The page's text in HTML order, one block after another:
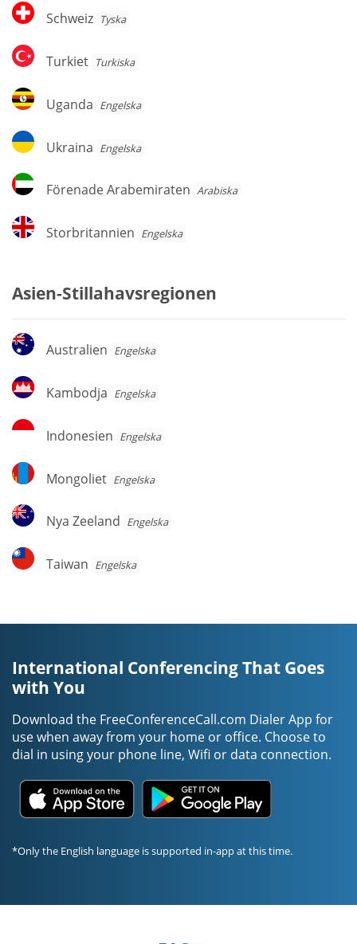
Schweiz
Schweiz Tyska
Turkiet
Turkiet Turkiska
Uganda
Uganda Engelska
Ukraina
Ukraina Engelska
Förenade
Arabemiraten
Förenade Arabemiraten Arabiska
Storbritannien
Storbritannien Engelska
Asien-Stillahavsregionen
Australien
Australien Engelska
Kambodja
Kambodja Engelska
Indonesien
Indonesien Engelska
Mongoliet
Mongoliet Engelska
Nya
Zeeland
Nya Zeeland Engelska
Taiwan
Taiwan Engelska
International Conferencing That Goes
with You
Download the FreeConferenceCall.com Dialer App for
use when away from your home or office. Choose to
dial in using your phone line, Wifi or data connection.
*Only the English language is supported in-app at this time.